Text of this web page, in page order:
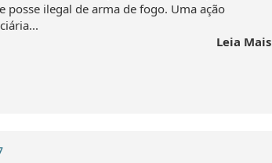
ilegal de arma de fogo. Uma ação
Leia Mais